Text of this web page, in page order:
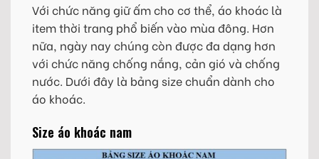
Với chức năng giữ ấm cho cơ thể, áo khoác là
item thời trang phổ biến vào mùa đông. Hơn
nữa, ngày nay chúng còn được đa dạng hơn
với chức năng chống nắng, cản gió và chống
nước. Dưới đây là bảng size chuẩn dành cho
áo khoác.
Size áo khoác nam